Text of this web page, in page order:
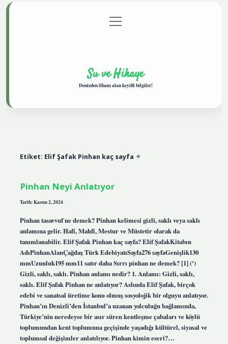
Gizlilik Politikası
menüyü
aç
Su ve Hikaye
Denizden ilham alan keyifli bilgiler!
Etiket: Elif Şafak Pinhan kaç sayfa
Pinhan Neyi Anlatıyor
Tarih: Kasım 2, 2024
Pinhan tasavvuf ne demek? Pinhan kelimesi gizli, saklı veya saklı
anlamına gelir. Hafi, Mahfi, Mestur ve Müstetir olarak da
tanımlanabilir. Elif Şafak Pinhan kaç sayfa? Elif ŞafakKitabın
AdıPinhanAlanÇağdaş Türk EdebiyatıSayfa276 sayfaGenişlik130
mmUzunluk195 mm11 satır daha Sırrı pinhan ne demek? [1] (‘)
Gizli, saklı, saklı. Pinhan anlamı nedir? 1. Anlamı: Gizli, saklı,
saklı. Elif Şafak Pinhan ne anlatıyor? Aslında Elif Şafak, birçok
edebi ve sanatsal üretime konu olmuş sosyolojik bir olguyu anlatıyor.
Pinhan’ın Denizli’den İstanbul’a uzanan yolculuğu bağlamında,
Türkiye’nin neredeyse bir asır süren kentleşme çabaları ve köylü
toplumundan kent toplumuna geçişinde yaşadığı kültürel, siyasal ve
toplumsal değişimler anlatılıyor. Pinhan kimin eseri?…